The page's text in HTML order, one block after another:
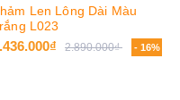
Len Lông Dài Màu
L023
2.890.000₫ - 16%